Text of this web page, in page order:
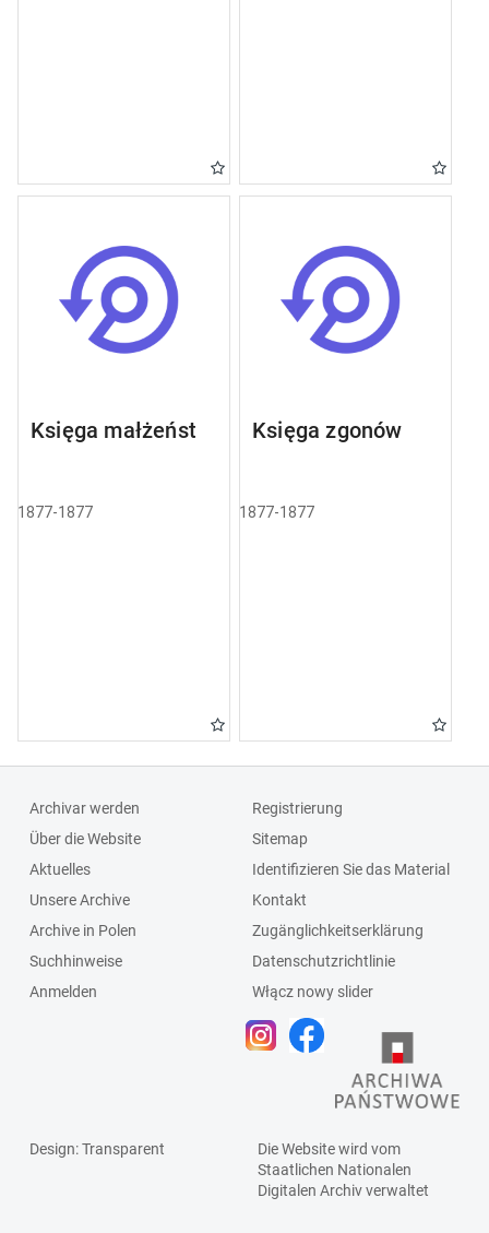
Księga małżeństw
1877-1877
Księga zgonów
1877-1877
Archivar werden
Über die Website
Aktuelles
Unsere Archive
Archive in Polen
Suchhinweise
Anmelden
Registrierung
Sitemap
Identifizieren Sie das Material
Kontakt
Zugänglichkeitserklärung
Datenschutzrichtlinie
Włącz nowy slider
Design: Transparent
Die Website wird vom
Staatlichen Nationalen
Digitalen Archivverwaltet